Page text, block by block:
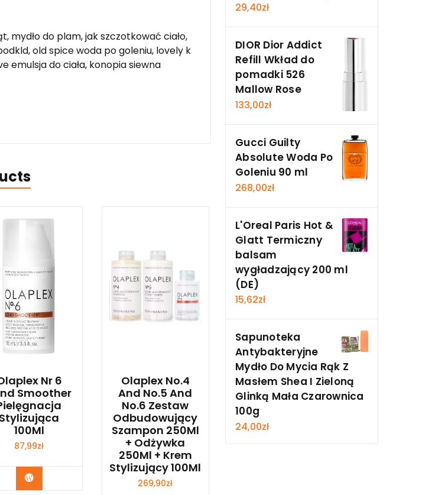
do plam, jak szczotkować ciało,
old spice woda po goleniu, lovely k
emulsja do ciała, konopia siewna
Nr 6
Smoother
Stylizująca
100Ml
87,99zł
Zobacz
Olaplex No.4
And No.5 And
No.6 Zestaw
Odbudowujący
Szampon 250Ml
+ Odżywka
250Ml + Krem
Stylizujący 100Ml
269,90zł
29,40zł
DIOR Dior Addict
Refill Wkład do
pomadki 526
Mallow Rose
133,00zł
Gucci Guilty
Absolute Woda Po
Goleniu 90 ml
268,00zł
L'Oreal Paris Hot &
Glatt Termiczny
balsam
wygładzający 200 ml
(DE)
15,62zł
Sapunoteka
Antybakteryjne
Mydło Do Mycia Rąk Z
Masłem Shea I Zieloną
Glinką Mała Czarownica
100g
24,00zł